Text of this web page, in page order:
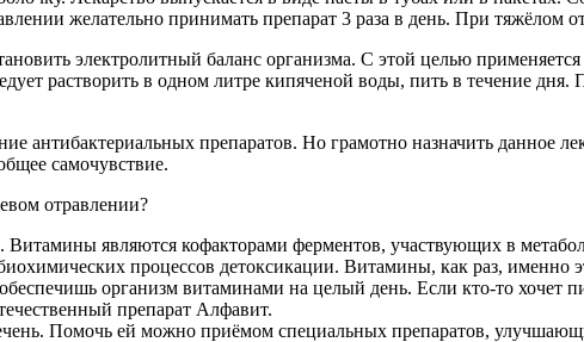
желательно принимать препарат 3 раза в день. При тяжёлом
электролитный баланс организма. С этой целью применяется
растворить в одном литре кипяченой воды, пить в течение дня.
антибактериальных препаратов. Но грамотно назначить данное
самочувствие.
отравлении?
. Витамины являются кофакторами ферментов, участвующих в
процессов детоксикации. Витамины, как раз,
организм витаминами на целый день. Если кто-то хочет
препарат Алфавит.
Помочь ей можно приёмом специальных препаратов,